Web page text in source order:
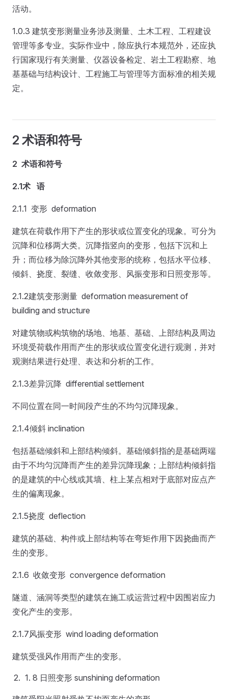
活动。
1.0.3 建筑变形测量业务涉及测量、土木工程、工程建设
管理等多专业。实际作业中，除应执行本规范外，还应执
行国家现行有关测量、仪器设备检定、岩土工程勘察、地
基基础与结构设计、工程施工与管理等方面标准的相关规
定。
2 术语和符号
2 术语和符号
2.1术 语
2.1.1 变形 deformation
建筑在荷载作用下产生的形状或位置变化的现象。可分为
沉降和位移两大类。沉降指竖向的变形，包括下沉和上
升；而位移为除沉降外其他变形的统称，包括水平位移、
倾斜、挠度、裂缝、收敛变形、风振变形和日照变形等。
2.1.2建筑变形测量 deformation measurement of
building and structure
对建筑物或构筑物的场地、地基、基础、上部结构及周边
环境受荷载作用而产生的形状或位置变化进行观测，并对
观测结果进行处理、表达和分析的工作。
2.1.3差异沉降 differential settlement
不同位置在同一时间段产生的不均匀沉降现象。
2.1.4倾斜 inclination
包括基础倾斜和上部结构倾斜。基础倾斜指的是基础两端
由于不均匀沉降而产生的差异沉降现象；上部结构倾斜指
的是建筑的中心线或其墙、柱上某点相对于底部对应点产
生的偏离现象。
2.1.5挠度 deflection
建筑的基础、构件或上部结构等在弯矩作用下因挠曲而产
生的变形。
2.1.6 收敛变形 convergence deformation
隧道、涵洞等类型的建筑在施工或运营过程中因围岩应力
变化产生的变形。
2.1.7风振变形 wind loading deformation
建筑受强风作用而产生的变形。
8 日照变形 sunshining deformation